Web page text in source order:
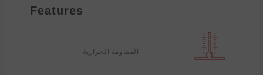
Features
المقاومة الحرارية